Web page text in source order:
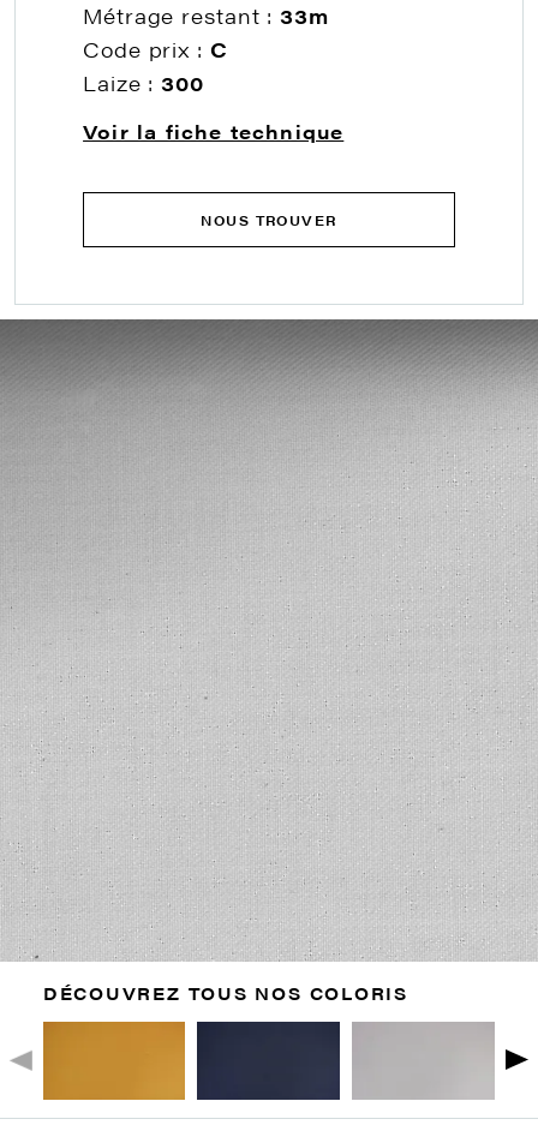
Métrage restant :33m
Code prix : C
Laize :300
Voir la fiche technique
NOUS TROUVER
DÉCOUVREZ TOUS NOS COLORIS